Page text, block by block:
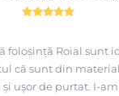
folosință Roial sunt
că sunt din
ușor de purtat. I-